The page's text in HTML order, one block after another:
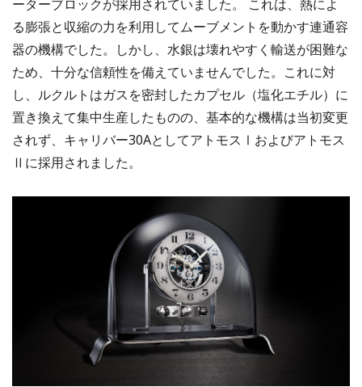
ーターブロックが採用されていました。 これは、熱によ
る膨張と収縮の力を利用してムーブメントを動かす連通容
器の機構でした。しかし、水銀は壊れやすく輸送が困難な
ため、十分な信頼性を備えていませんでした。これに対
し、ルクルトはガスを密封したカプセル（塩化エチル）に
置き換えて集中生産したものの、基本的な機構は当初変更
されず、キャリバー30AとしてアトモスⅠおよびアトモス
Ⅱに採用されました。